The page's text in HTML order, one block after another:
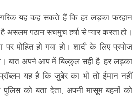
यह कह सकते हैं कि हर लड़का फरहान
असलम पठान सचमुच हर्षा से प्यार करता हो।
मोहित हो गया हो। शादी के लिए प्रपोज
बात अपने आप में बिल्कुल सही है, हर लड़का
यह है कि जुबेर का भी तो ईमान नहीं
को बता देता, अपनी मासूम बहनों को